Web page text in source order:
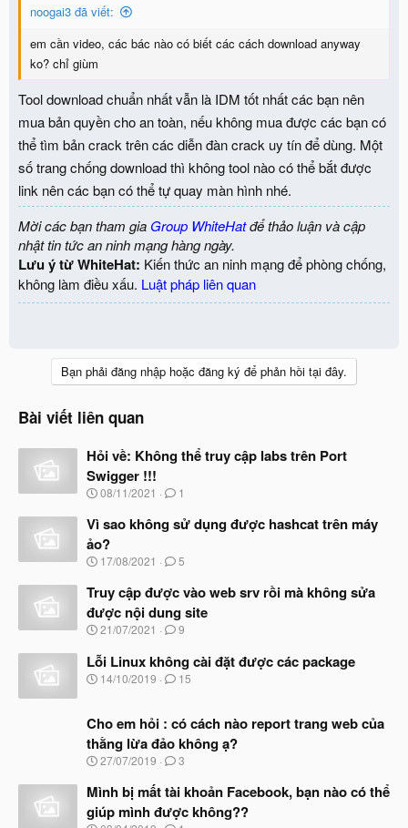
noogai3 đã viết:
em cần video, các bác nào có biết các cách download anyway
ko? chỉ giùm
Tool download chuẩn nhất vẫn là IDM tốt nhất các bạn nên
mua bản quyền cho an toàn, nếu không mua được các bạn có
thể tìm bản crack trên các diễn đàn crack uy tín để dùng. Một
số trang chống download thì không tool nào có thể bắt được
link nên các bạn có thể tự quay màn hình nhé.
Mời các bạn tham gia Group WhiteHatđể thảo luận và cập
nhật tin tức an ninh mạng hàng ngày.
Lưu ý từ WhiteHat: Kiến thức an ninh mạng để phòng chống,
không làm điều xấu. Luật pháp liên quan
Bạn phải đăng nhập hoặc đăng ký để phản hồi tại đây.
Bài viết liên quan
Hỏi về: Không thể truy cập labs trên Port
Swigger !!!
N
à
b
ắ
đ
ầ
u
08/11/2021 1
Vì sao không sử dụng được hashcat trên máy
ảo?
N
à
b
ắ
đ
ầ
17/08/2021 5
Truy cập được vào web srv rồi mà không sửa
được nội dung site
N
à
y
b
đ
ầ
u
21/07/2021 9
Lỗi Linux không cài đặt được các package
N
y
b
ắ
t
ầ
u
14/10/2019 15
Cho em hỏi : có cách nào report trang web của
thằng lừa đảo không ạ?
N
à
y
b
27/07/2019 3
Mình bị mất tài khoản Facebook, bạn nào có thể
giúp mình được không??